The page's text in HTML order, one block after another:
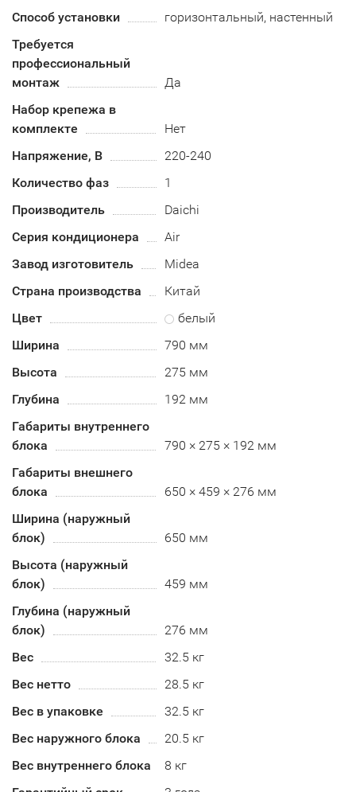
Способ установки
горизонтальный, настенный
Требуется
профессиональный
монтаж
Да
Набор крепежа в
комплекте
Нет
Напряжение, В
220-240
Количество фаз
1
Производитель
Daichi
Серия кондиционера
Air
Завод изготовитель
Midea
Страна производства
Китай
Цвет
белый
Ширина
790 мм
Высота
275 мм
Глубина
192 мм
Габариты внутреннего
блока
790 × 275 × 192 мм
Габариты внешнего
блока
650 × 459 × 276 мм
Ширина (наружный
блок)
650 мм
Высота (наружный
блок)
459 мм
Глубина (наружный
блок)
276 мм
Вес
32.5 кг
Вес нетто
28.5 кг
Вес в упаковке
32.5 кг
Вес наружного блока
20.5 кг
Вес внутреннего блока
8 кг